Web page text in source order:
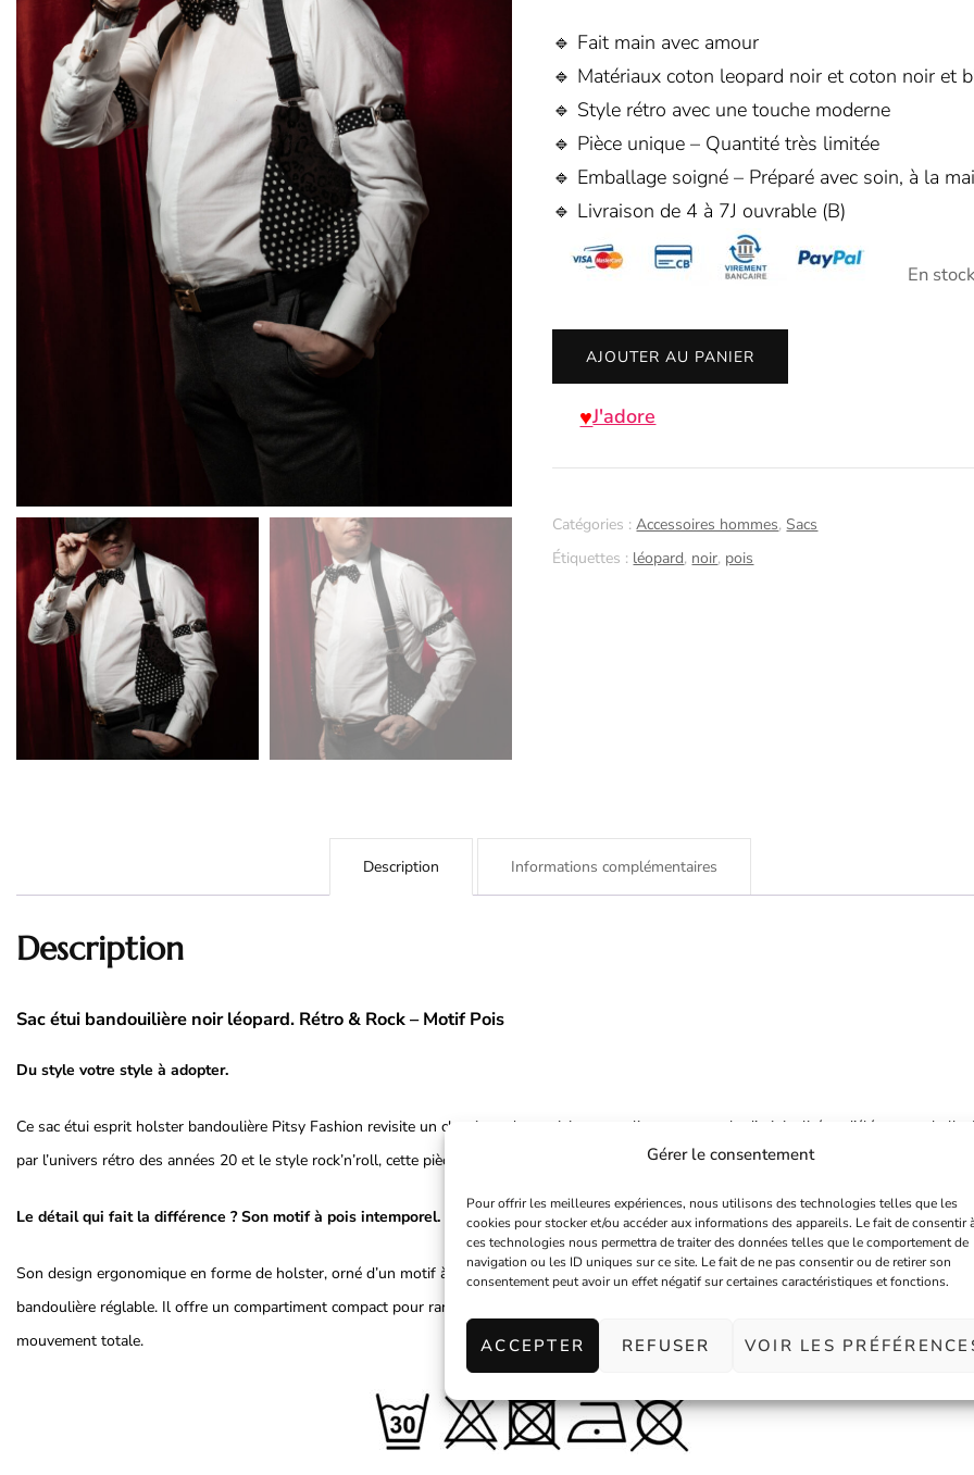
Gérer le consentement
Pour offrir les meilleures expériences, nous utilisons des technologies telles que les
cookies pour stocker et/ou accéder aux informations des appareils. Le fait de consentir
ces technologies nous permettra de traiter des données telles que le comportement de
navigation ou les ID uniques sur ce site. Le fait de ne pas consentir ou de retirer son
consentement peut avoir un effet négatif sur certaines caractéristiques et fonctions.
ACCEPTER REFUSER VOIR LES
🔹 Fait main avec amour
🔹 Matériaux coton leopard noir et coton noir et
🔹 Style rétro avec une touche moderne
🔹 Pièce unique – Quantité très limitée
🔹 Emballage soigné – Préparé avec soin, à la
🔹 Livraison de 4 à 7J ouvrable (B)
En stock
quantité
bandouilière
avec
petits
AJOUTER AU PANIER
J'adore
Catégories :Accessoires hommes, Sacs
Étiquettes : léopard, noir, pois
Description Informations complémentaires
Description
Sac étui bandouilière noir léopard. Rétro & Rock – Motif Pois
Du style votre style à adopter.
Ce sac étui esprit holster bandoulière Pitsy Fashion revisite un classique du vestiaire masculin avec un style d’originalité et d’élégance rebelle.
par l’univers rétro des années 20 et le style rock’n’roll, cette pièce offre une alternative élégante et pratique au sac à dos ou à la sacoche
Le détail qui fait la différence ? Son motif à pois intemporel.
Son design ergonomique en forme de holster, orné d’un motif à pois blancs sur fond noir, s’ajuste parfaitement à votre silhouette grâce à sa
bandoulière réglable. Il offre un compartiment compact pour ranger vos essentiels : téléphone, clés, portefeuille… tout en gardant une liberté
mouvement totale.